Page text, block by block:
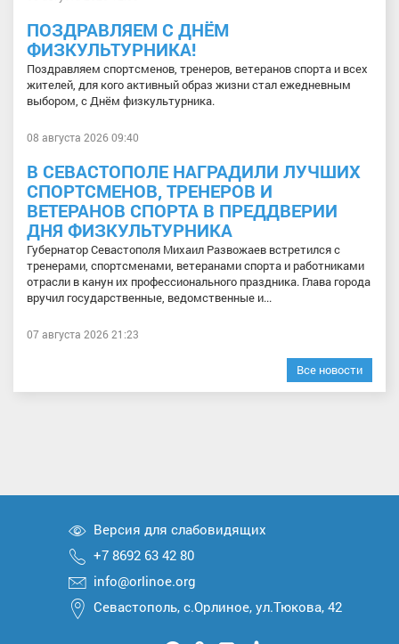
ПОЗДРАВЛЯЕМ С ДНЁМ
ФИЗКУЛЬТУРНИКА!
Поздравляем спортсменов, тренеров, ветеранов спорта и всех
жителей, для кого активный образ жизни стал ежедневным
выбором, с Днём физкультурника.
08 августа 2026 09:40
В СЕВАСТОПОЛЕ НАГРАДИЛИ ЛУЧШИХ
СПОРТСМЕНОВ, ТРЕНЕРОВ И
ВЕТЕРАНОВ СПОРТА В ПРЕДДВЕРИИ
ДНЯ ФИЗКУЛЬТУРНИКА
Губернатор Севастополя Михаил Развожаев встретился с
тренерами, спортсменами, ветеранами спорта и работниками
отрасли в канун их профессионального праздника. Глава города
вручил государственные, ведомственные и...
07 августа 2026 21:23
Все новости
Версия для слабовидящих
+7 8692 63 42 80
info@orlinoe.org
Севастополь, с.Орлиное, ул.Тюкова, 42